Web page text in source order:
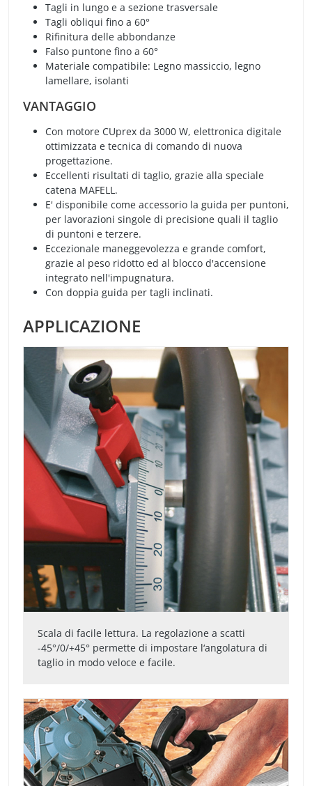
Tagli in lungo e a sezione trasversale
Tagli obliqui fino a 60°
Rifinitura delle abbondanze
Falso puntone fino a 60°
Materiale compatibile: Legno massiccio, legno
lamellare, isolanti
VANTAGGIO
Con motore CUprex da 3000 W, elettronica digitale
ottimizzata e tecnica di comando di nuova
progettazione.
Eccellenti risultati di taglio, grazie alla speciale
catena MAFELL.
E' disponibile come accessorio la guida per puntoni,
per lavorazioni singole di precisione quali il taglio
di puntoni e terzere.
Eccezionale maneggevolezza e grande comfort,
grazie al peso ridotto ed al blocco d'accensione
integrato nell'impugnatura.
Con doppia guida per tagli inclinati.
APPLICAZIONE
Scala di facile lettura. La regolazione a scatti
-45°/0/+45° permette di impostare l‘angolatura di
taglio in modo veloce e facile.